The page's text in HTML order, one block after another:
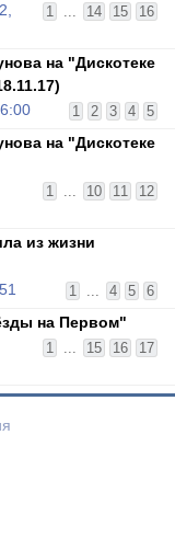
1 ... 14 15 16
на "Дискотеке
1 2 3 4 5
на "Дискотеке
1 ... 10 11 12
из жизни
1 ... 4 5 6
на Первом"
1 ... 15 16 17